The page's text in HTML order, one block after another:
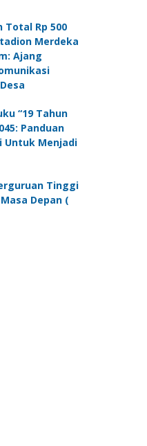
Total Rp 500
Merdeka
Ajang
Desa
“19 Tahun
Panduan
Untuk Menjadi
Tinggi
Depan (